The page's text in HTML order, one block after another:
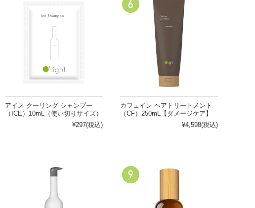
アイス クーリング シャンプー
（ICE）10mL（使い切りサイズ）
¥297(税込)
カフェイン ヘアトリートメント
（CF）250mL【ダメージケア】
¥4,598(税込)